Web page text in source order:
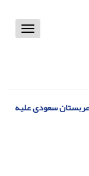
Toggle
سعودی علیه